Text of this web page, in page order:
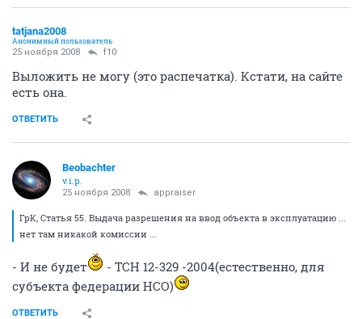
tatjana2008
Анонимный пользователь
25 ноября 2008 f10
Выложить не могу (это распечатка). Кстати, на сайте
есть она.
ОТВЕТИТЬ
Beobachter
v.i.p.
25 ноября 2008 appraiser
ГрК, Статья 55. Выдача разрешения на ввод объекта в эксплуатацию ...
нет там никакой комиссии ...
- И не будет
- ТСН 12-329 -2004(естественно, для
субъекта федерации НСО)
ОТВЕТИТЬ